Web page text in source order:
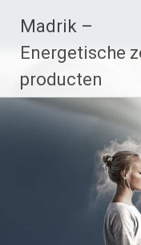
naarMadrik –
Energetische
producten